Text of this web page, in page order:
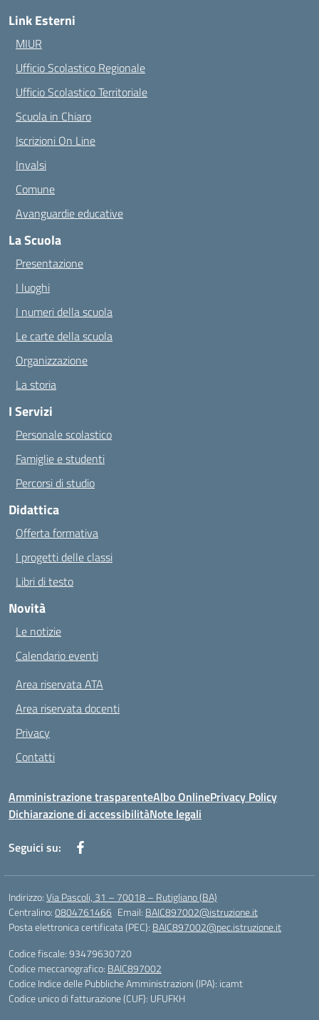
Link Esterni
MIUR
Ufficio Scolastico Regionale
Ufficio Scolastico Territoriale
Scuola in Chiaro
Iscrizioni On Line
Invalsi
Comune
Avanguardie educative
La Scuola
Presentazione
I luoghi
I numeri della scuola
Le carte della scuola
Organizzazione
La storia
I Servizi
Personale scolastico
Famiglie e studenti
Percorsi di studio
Didattica
Offerta formativa
I progetti delle classi
Libri di testo
Novità
Le notizie
Calendario eventi
Area riservata ATA
Area riservata docenti
Privacy
Contatti
Amministrazione trasparenteAlbo OnlinePrivacy Policy
Dichiarazione di accessibilitàNote legali
Seguici su:
Indirizzo:Via Pascoli, 31 – 70018 – Rutigliano (BA)
Centralino:0804761466 Email: BAIC897002@istruzione.it
Posta elettronica certificata (PEC): BAIC897002@pec.istruzione.it
Codice fiscale: 93479630720
Codice meccanografico: BAIC897002
Codice Indice delle Pubbliche Amministrazioni (IPA): icamt
Codice unico di fatturazione (CUF): UFUFKH